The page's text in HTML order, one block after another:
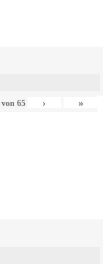
von 65 › »